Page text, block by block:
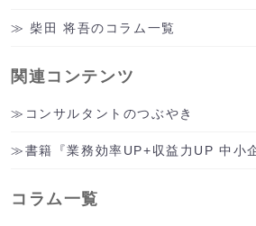
柴田 将吾のコラム一覧
関連コンテンツ
コンサルタントのつぶやき
書籍『業務効率UP+収益力UP 中小
コラム一覧